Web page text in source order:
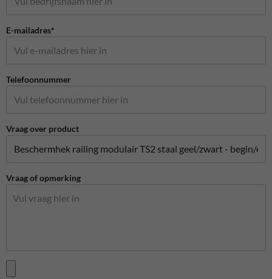
E-mailadres*
Telefoonnummer
Vraag over product
Vraag of opmerking